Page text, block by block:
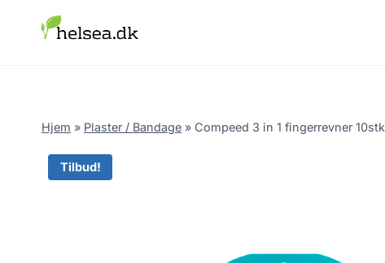
Hjem » Plaster / Bandage » Compeed 3 in 1 fingerrevner 10stk
Tilbud!